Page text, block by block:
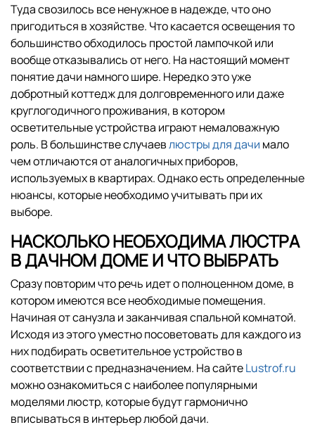
Туда свозилось все ненужное в надежде, что оно
пригодиться в хозяйстве. Что касается освещения то
большинство обходилось простой лампочкой или
вообще отказывались от него. На настоящий момент
понятие дачи намного шире. Нередко это уже
добротный коттедж для долговременного или даже
круглогодичного проживания, в котором
осветительные устройства играют немаловажную
роль. В большинстве случаевлюстры для дачи мало
чем отличаются от аналогичных приборов,
используемых в квартирах. Однако есть определенные
нюансы, которые необходимо учитывать при их
выборе.
НАСКОЛЬКО НЕОБХОДИМА ЛЮСТРА
В ДАЧНОМ ДОМЕ И ЧТО ВЫБРАТЬ
Сразу повторим что речь идет о полноценном доме, в
котором имеются все необходимые помещения.
Начиная от санузла и заканчивая спальной комнатой.
Исходя из этого уместно посоветовать для каждого из
них подбирать осветительное устройство в
соответствии с предназначением. На сайтеLustrof.ru
можно ознакомиться с наиболее популярными
моделями люстр, которые будут гармонично
вписываться в интерьер любой дачи.